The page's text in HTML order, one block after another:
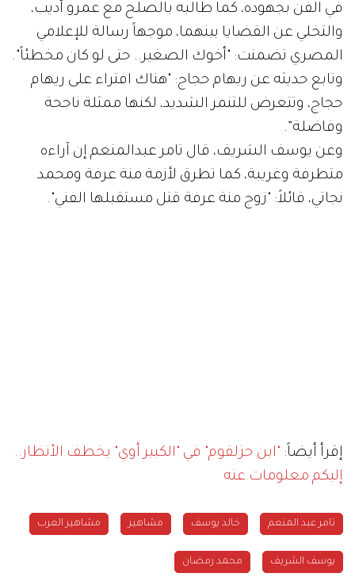
في الفن بجهوده، كما طالبه بالصلح مع عمرو أديب،
والتخلي عن القضايا بينهما، موجهاً رسالة للإعلامي
المصري تضمنت: "أخوك الصغير.. حتى لو كان مخطئاً".
وتابع حديثه عن ريهام حجاج: "هناك افتراء على ريهام
حجاج، وتتعرض للتنمر الشديد، لكنها ممثلة ناجحة
وفاضلة”.
وعن يوسف الشريف، قال تامر عبدالمنعم إن آراءه
متطرفة وغريبة، كما تطرق لأزمة منة عرفة ومحمد
نجاتي، قائلاً: "زوج منة عرفة قتل مستقبلها الفني".
إقرأ أيضاً: "ابن حزلقوم" في "الكبير أوي" يخطف الأنظار..
إليكم معلومات عنه
خالد يوسف مشاهير مشاهير العرب
يوسف الشريف محمد رمضان